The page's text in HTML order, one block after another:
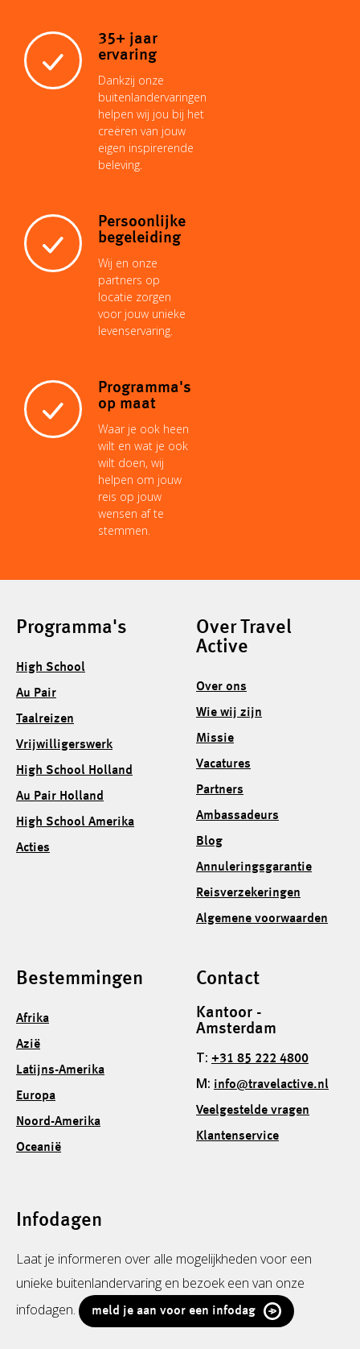
35+ jaar
ervaring
Dankzij onze
buitenlandervaringen
helpen wij jou bij het
creëren van jouw
eigen inspirerende
beleving.
Persoonlijke
begeleiding
Wij en onze
partners op
locatie zorgen
voor jouw unieke
levenservaring.
Programma's
op maat
Waar je ook heen
wilt en wat je ook
wilt doen, wij
helpen om jouw
reis op jouw
wensen af te
stemmen.
Programma's
High School
Au Pair
Taalreizen
Vrijwilligerswerk
High School Holland
Au Pair Holland
High School Amerika
Acties
Over Travel
Active
Over ons
Wie wij zijn
Missie
Vacatures
Partners
Ambassadeurs
Blog
Annuleringsgarantie
Reisverzekeringen
Algemene voorwaarden
Bestemmingen
Afrika
Azië
Latijns-Amerika
Europa
Noord-Amerika
Oceanië
Contact
Kantoor -
Amsterdam
T: +31 85 222 4800
M: info@travelactive.nl
Veelgestelde vragen
Klantenservice
Infodagen
Laat je informeren over alle mogelijkheden voor een
unieke buitenlandervaring en bezoek een van onze
infodagen.
meld je aan voor een infodag